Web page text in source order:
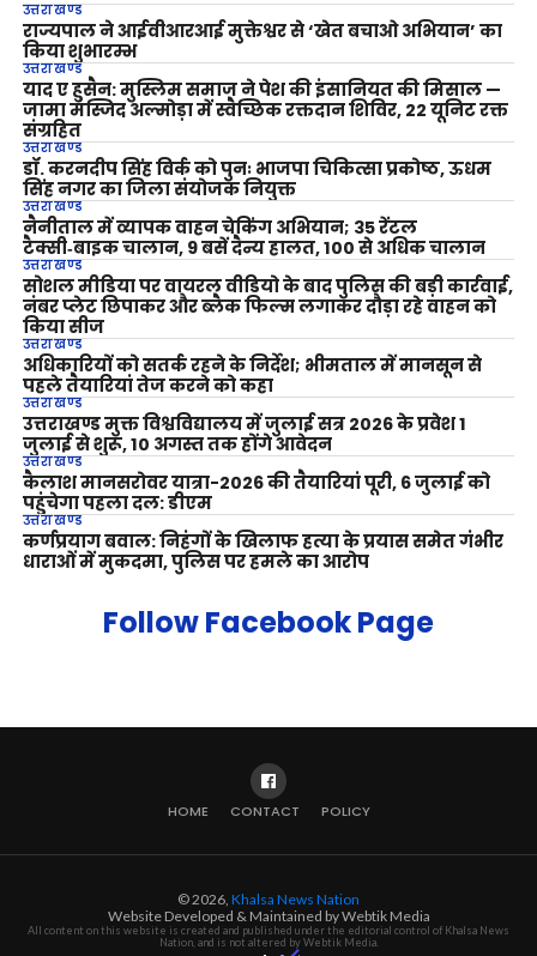
उत्तराखण्ड
राज्यपाल ने आईवीआरआई मुक्तेश्वर से ‘खेत बचाओ अभियान’ का
किया शुभारम्भ
उत्तराखण्ड
याद ए हुसैन: मुस्लिम समाज ने पेश की इंसानियत की मिसाल —
जामा मस्जिद अल्मोड़ा में स्वैच्छिक रक्तदान शिविर, 22 यूनिट रक्त
संग्रहित
उत्तराखण्ड
डॉ. करनदीप सिंह विर्क को पुनः भाजपा चिकित्सा प्रकोष्ठ, ऊधम
सिंह नगर का जिला संयोजक नियुक्त
उत्तराखण्ड
नैनीताल में व्यापक वाहन चेकिंग अभियान; 35 रेंटल
टैक्सी‑बाइक चालान, 9 बसें दैन्य हालत, 100 से अधिक चालान
उत्तराखण्ड
सोशल मीडिया पर वायरल वीडियो के बाद पुलिस की बड़ी कार्रवाई,
नंबर प्लेट छिपाकर और ब्लैक फिल्म लगाकर दौड़ा रहे वाहन को
किया सीज
उत्तराखण्ड
अधिकारियों को सतर्क रहने के निर्देश; भीमताल में मानसून से
पहले तैयारियां तेज करने को कहा
उत्तराखण्ड
उत्तराखण्ड मुक्त विश्वविद्यालय में जुलाई सत्र 2026 के प्रवेश 1
जुलाई से शुरू, 10 अगस्त तक होंगे आवेदन
उत्तराखण्ड
कैलाश मानसरोवर यात्रा-2026 की तैयारियां पूरी, 6 जुलाई को
पहुंचेगा पहला दल: डीएम
उत्तराखण्ड
कर्णप्रयाग बवाल: निहंगों के खिलाफ हत्या के प्रयास समेत गंभीर
धाराओं में मुकदमा, पुलिस पर हमले का आरोप
Follow Facebook Page
HOME CONTACT POLICY
© 2026, Khalsa News Nation
Website Developed & Maintained by Webtik Media
All content on this website is created and published under the editorial control of Khalsa News
Nation, and is not altered by Webtik Media.